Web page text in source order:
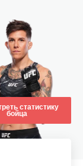
статистику
бойца